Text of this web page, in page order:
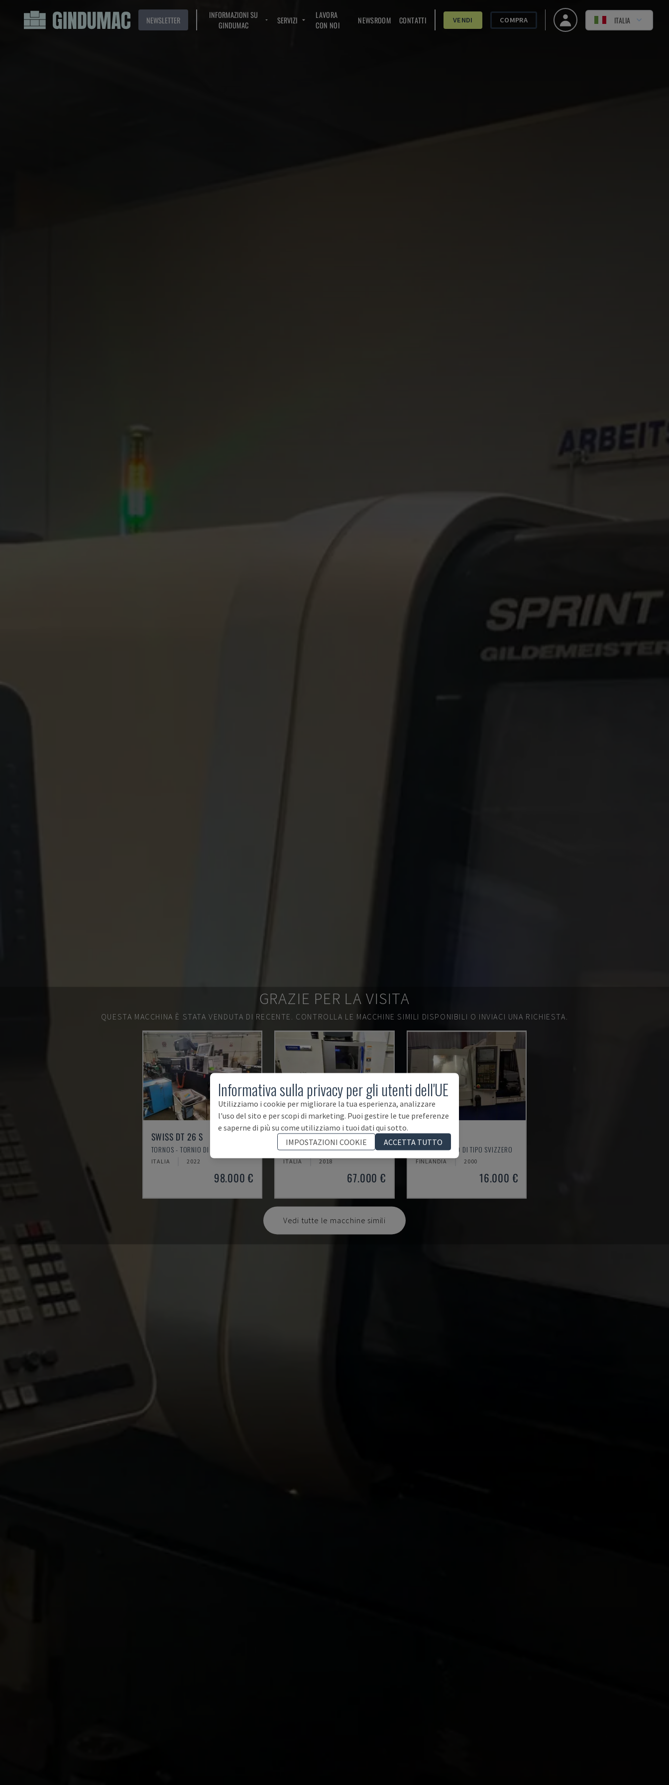
NEWSLETTER
INFORMAZIONI SU
GINDUMAC
SERVIZI
LAVORA
CON NOI
NEWSROOM CONTATTI VENDI COMPRA ITALIA
GRAZIE PER LA VISITA
QUESTA MACCHINA È STATA VENDUTA DI RECENTE. CONTROLLA LE MACCHINE SIMILI DISPONIBILI O INVIACI UNA RICHIESTA.
SWISS DT 26 S
TORNOS - TORNIO DI TIPO SVIZZERO
ITALIA 2022
98.000 €
A20
CITIZEN - TORNIO DI TIPO SVIZZERO
ITALIA 2018
67.000 €
ML 26 C1
MAIER - TORNIO DI TIPO SVIZZERO
FINLANDIA 2000
16.000 €
Vedi tutte le macchine simili
Informativa sulla privacy per gli utenti dell'UE
Utilizziamo i cookie per migliorare la tua esperienza, analizzare
l'uso del sito e per scopi di marketing. Puoi gestire le tue preferenze
e saperne di più su come utilizziamo i tuoi dati qui sotto.
IMPOSTAZIONI COOKIE
ACCETTA TUTTO